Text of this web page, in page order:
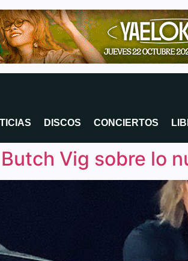
DISCOS CONCIERTOS
Vig sobre lo